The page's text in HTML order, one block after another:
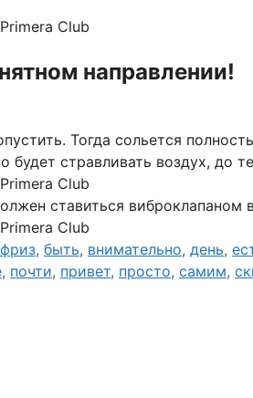
направлении!
Тогда сольется
будет стравливать воздух, до
ставиться виброклапаном
, быть, внимательно, день,
, почти, привет, просто, самим,